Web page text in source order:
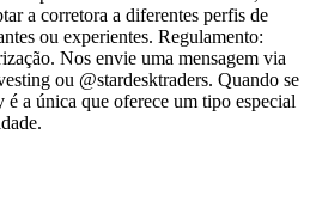
a corretora a diferentes perfis de
ou experientes. Regulamento:
Nos envie uma mensagem via
ou @stardesktraders. Quando se
a única que oferece um tipo especial